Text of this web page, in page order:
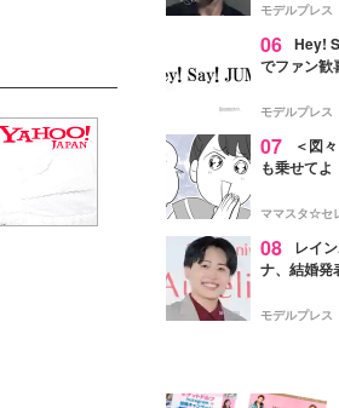
モデルプレス
06 Hey!
でファン歓
モデルプレス
07
＜図
も乗せて
ママスタ☆セ
08
レイ
ナ、結婚発
点変更のため
モデルプレス